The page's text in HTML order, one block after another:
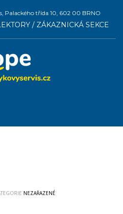
Palackého třída 10, 602 00 BRNO
/ ZÁKAZNICKÁ SEKCE
NEZAŘAZENÉ